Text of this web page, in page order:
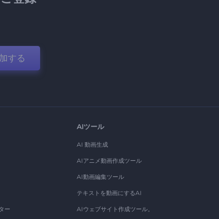
する
ー
AIツール
AI 動画生成
AIアニメ動画作成ツール
AI動画編集ツール
テキストを動画にするAI
AIウェブサイト作成ツール。